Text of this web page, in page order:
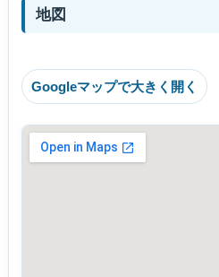
地図
Googleマップで大きく開く